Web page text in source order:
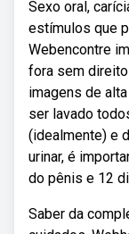
Sexo oral,
estímulos que
Webencontre
fora sem
imagens de
ser lavado
(idealmente) e
urinar, é
do pênis e 12
Saber da